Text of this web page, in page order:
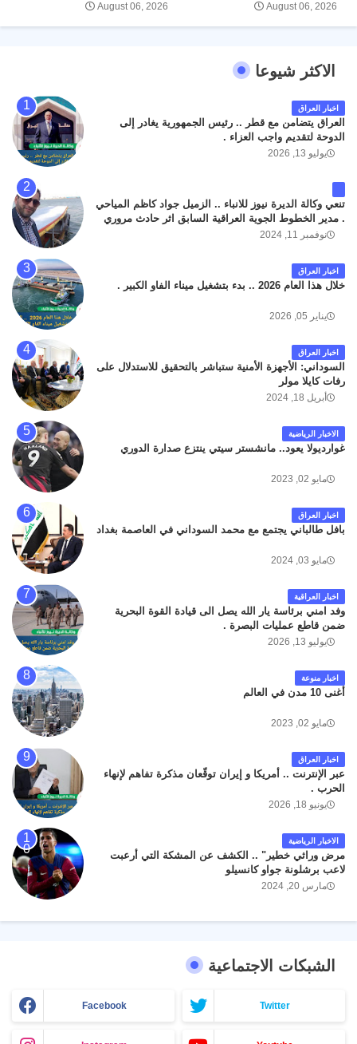
August 06, 2026
August 06, 2026
الاكثر شيوعا
اخبار العراق
العراق يتضامن مع قطر .. رئيس الجمهورية يغادر إلى
الدوحة لتقديم واجب العزاء .
يوليو 13, 2026
تنعي وكالة الديرة نيوز للانباء .. الزميل جواد كاظم المياحي
. مدير الخطوط الجوية العراقية السابق اثر حادث مروري
داخل مطار البصرة الدولي اليوم الاثنين على الطريق
كان سبب الحادث يعود لتصادم عجلته مع عجلة نوع كيا بنكو
تابعة لشركة الهلال الماسكة لإعمار مطار البصرة الدولي .
سائلين الله عز وجل ان يتغمد الفقيد بواسع رحمته ، و انا
نوفمبر 11, 2024
اخبار العراق
خلال هذا العام 2026 .. بدء بتشغيل ميناء الفاو الكبير .
يناير 05, 2026
اخبار العراق
السوداني: الأجهزة الأمنية ستباشر بالتحقيق للاستدلال على
رفات كايلا مولر
أبريل 18, 2024
الاخبار الرياضية
غوارديولا يعود.. مانشستر سيتي ينتزع صدارة الدوري
مايو 02, 2023
اخبار العراق
بافل طالباني يجتمع مع محمد السوداني في العاصمة بغداد
مايو 03, 2024
اخبار العراقية
وفد امني برئاسة يار الله يصل الى قيادة القوة البحرية
ضمن قاطع عمليات البصرة .
يوليو 13, 2026
اخبار منوعة
أغنى 10 مدن في العالم
مايو 02, 2023
اخبار العراق
عبر الإنترنت .. أمريكا و إيران توقّعان مذكرة تفاهم لإنهاء
الحرب .
يونيو 18, 2026
الاخبار الرياضية
مرض وراثي خطير" .. الكشف عن المشكة التي أرعبت
لاعب برشلونة جواو كانسيلو
مارس 20, 2024
الشبكات الاجتماعية
Facebook Twitter